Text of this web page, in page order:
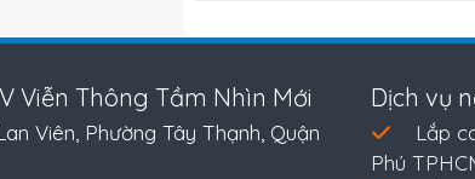
Viễn Thông Tầm Nhìn Mới
Viên, Phường Tây Thạnh, Quận
Dịch vụ
Lắp
Phú